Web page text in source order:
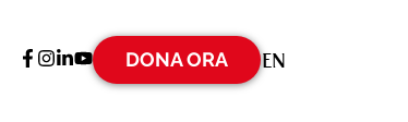
DONA ORA EN